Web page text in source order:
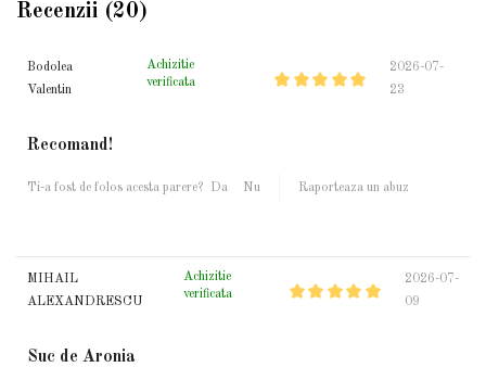
Recenzii (20)
Bodolea
Valentin
Achizitie
verificata
2026-07-
23
Recomand!
Ti-a fost de folos acesta parere? Da Nu Raporteaza un abuz
MIHAIL
ALEXANDRESCU
Achizitie
verificata
2026-07-
09
Suc de Aronia